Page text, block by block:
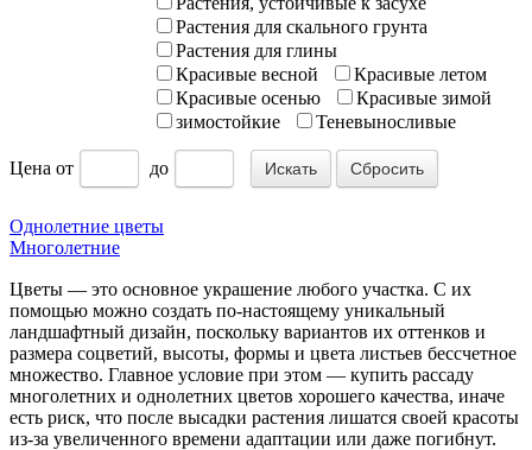
Растения для скального грунта
Растения для глины
Красивые весной
Красивые летом
Красивые осенью
Красивые зимой
зимостойкие
Теневыносливые
Цена от до Сбросить
Однолетние цветы
Многолетние
Цветы — это основное украшение любого участка. С их
помощью можно создать по-настоящему уникальный
ландшафтный дизайн, поскольку вариантов их оттенков и
размера соцветий, высоты, формы и цвета листьев бессчетное
множество. Главное условие при этом — купить рассаду
многолетних и однолетних цветов хорошего качества, иначе
есть риск, что после высадки растения лишатся своей красоты
из-за увеличенного времени адаптации или даже погибнут.